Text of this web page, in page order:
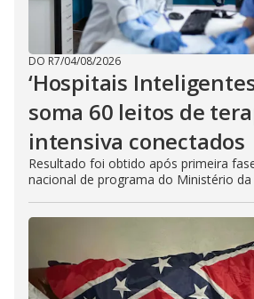
DO R7/04/08/2026
‘Hospitais
soma 60 leitos de
intensiva conectados
Resultado foi obtido após primeira
nacional de programa do Ministério da